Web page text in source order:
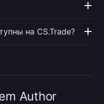
на CS.Trade?
Author